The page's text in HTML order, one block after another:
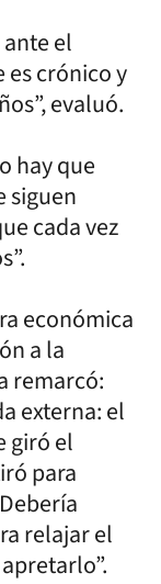
el
es crónico y
evaluó.
hay que
siguen
cada vez
económica
a la
remarcó:
externa: el
giró el
para
relajar el